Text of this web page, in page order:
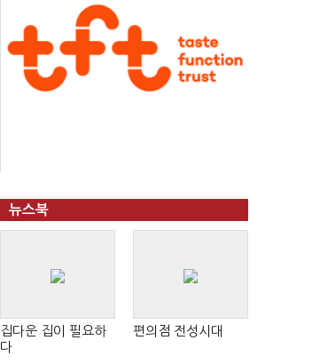
뉴스북
집다운 집이 필요하
다
편의점 전성시대